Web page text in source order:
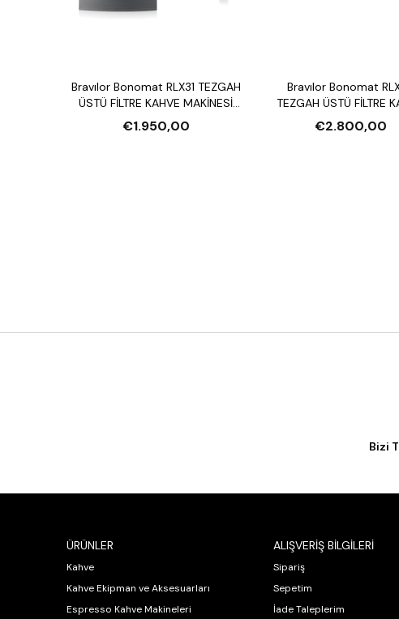
Bravılor Bonomat RLX31 TEZGAH
ÜSTÜ FİLTRE KAHVE MAKİNESİ
VE SU ISITICI
€1.950,00
Bravılor Bonomat
TEZGAH ÜSTÜ FİLTRE
MAKİNESİ VE SU
€2.800,00
Bizi
ÜRÜNLER
Kahve
Kahve Ekipman ve Aksesuarları
Espresso Kahve Makineleri
ALIŞVERİŞ BİLGİLERİ
Sipariş
Sepetim
İade Taleplerim